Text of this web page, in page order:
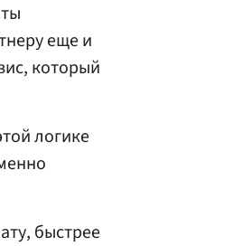
еще и
который
логике
быстрее